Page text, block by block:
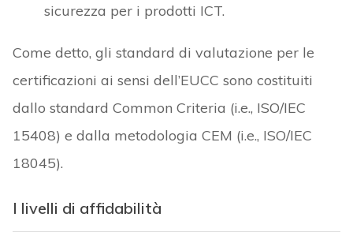
sicurezza per i prodotti ICT.
Come detto, gli standard di valutazione per le
certificazioni ai sensi dell’EUCC sono costituiti
dallo standard Common Criteria (i.e., ISO/IEC
15408) e dalla metodologia CEM (i.e., ISO/IEC
18045).
I livelli di affidabilità